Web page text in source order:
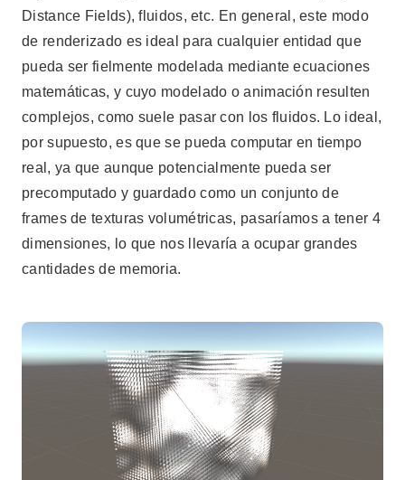
Distance Fields), fluidos, etc. En general, este modo
de renderizado es ideal para cualquier entidad que
pueda ser fielmente modelada mediante ecuaciones
matemáticas, y cuyo modelado o animación resulten
complejos, como suele pasar con los fluidos. Lo ideal,
por supuesto, es que se pueda computar en tiempo
real, ya que aunque potencialmente pueda ser
precomputado y guardado como un conjunto de
frames de texturas volumétricas, pasaríamos a tener 4
dimensiones, lo que nos llevaría a ocupar grandes
cantidades de memoria.